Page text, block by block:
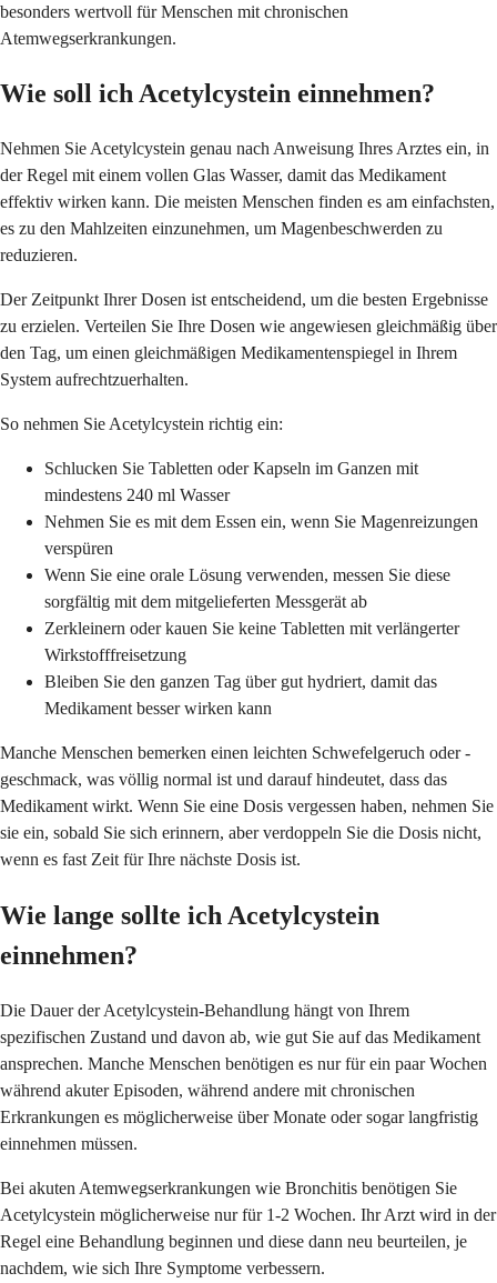
besonders wertvoll für Menschen mit chronischen
Atemwegserkrankungen.
Wie soll ich Acetylcystein einnehmen?
Nehmen Sie Acetylcystein genau nach Anweisung Ihres Arztes ein, in
der Regel mit einem vollen Glas Wasser, damit das Medikament
effektiv wirken kann. Die meisten Menschen finden es am einfachsten,
es zu den Mahlzeiten einzunehmen, um Magenbeschwerden zu
reduzieren.
Der Zeitpunkt Ihrer Dosen ist entscheidend, um die besten Ergebnisse
zu erzielen. Verteilen Sie Ihre Dosen wie angewiesen gleichmäßig über
den Tag, um einen gleichmäßigen Medikamentenspiegel in Ihrem
System aufrechtzuerhalten.
So nehmen Sie Acetylcystein richtig ein:
Schlucken Sie Tabletten oder Kapseln im Ganzen mit
mindestens 240 ml Wasser
Nehmen Sie es mit dem Essen ein, wenn Sie Magenreizungen
verspüren
Wenn Sie eine orale Lösung verwenden, messen Sie diese
sorgfältig mit dem mitgelieferten Messgerät ab
Zerkleinern oder kauen Sie keine Tabletten mit verlängerter
Wirkstofffreisetzung
Bleiben Sie den ganzen Tag über gut hydriert, damit das
Medikament besser wirken kann
Manche Menschen bemerken einen leichten Schwefelgeruch oder -
geschmack, was völlig normal ist und darauf hindeutet, dass das
Medikament wirkt. Wenn Sie eine Dosis vergessen haben, nehmen Sie
sie ein, sobald Sie sich erinnern, aber verdoppeln Sie die Dosis nicht,
wenn es fast Zeit für Ihre nächste Dosis ist.
Wie lange sollte ich Acetylcystein
einnehmen?
Die Dauer der Acetylcystein-Behandlung hängt von Ihrem
spezifischen Zustand und davon ab, wie gut Sie auf das Medikament
ansprechen. Manche Menschen benötigen es nur für ein paar Wochen
während akuter Episoden, während andere mit chronischen
Erkrankungen es möglicherweise über Monate oder sogar langfristig
einnehmen müssen.
Bei akuten Atemwegserkrankungen wie Bronchitis benötigen Sie
Acetylcystein möglicherweise nur für 1-2 Wochen. Ihr Arzt wird in der
Regel eine Behandlung beginnen und diese dann neu beurteilen, je
nachdem, wie sich Ihre Symptome verbessern.